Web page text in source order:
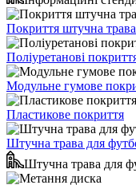
Покриття штучна трава
Поліуретанові
Модульне гумове
Пластикове покриття
Штучна трава для
Штучна трава для